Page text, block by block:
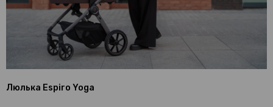
Люлька Espiro Yoga